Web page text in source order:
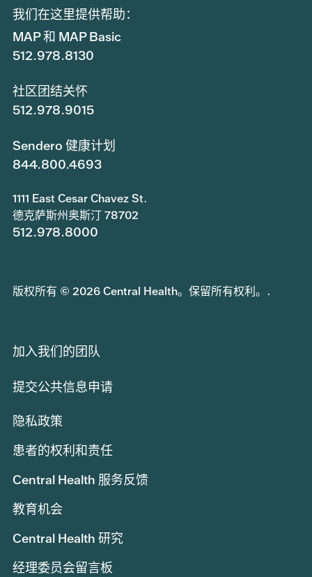
我们在这里提供帮助：
MAP 和 MAP Basic
512.978.8130
社区团结关怀
512.978.9015
Sendero 健康计划
844.800.4693
1111 East Cesar Chavez St.
德克萨斯州奥斯汀 78702
512.978.8000
版权所有 © 2026 Central Health。保留所有权利。.
加入我们的团队
提交公共信息申请
隐私政策
患者的权利和责任
Central Health 服务反馈
教育机会
Central Health 研究
经理委员会留言板